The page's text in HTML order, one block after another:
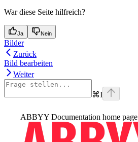
War diese Seite hilfreich?
Ja Nein
Bilder
Zurück
Bild bearbeiten
Weiter
⌘I
ABBYY Documentation home page